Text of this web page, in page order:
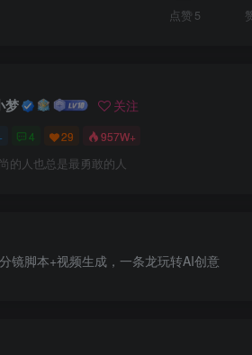
点赞 5
梦 关注
4 29 957W+
的人也总是最勇敢的人
镜脚本+视频生成，一条龙玩转AI创意